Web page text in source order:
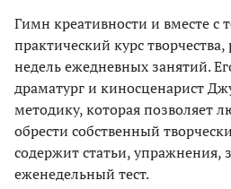
Гимн креативности и вместе с
практический курс
недель ежедневных занятий.
драматург и киносценарист
методику, которая позволяет
обрести собственный
содержит статьи, упражнения,
еженедельный тест.